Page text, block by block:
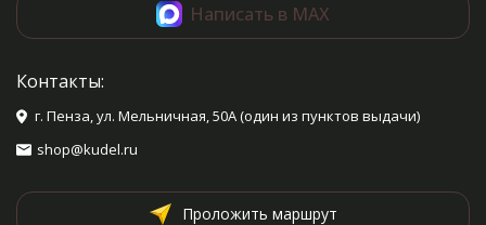
Написать в MAX
Контакты:
г. Пенза, ул. Мельничная, 50А (один из пунктов выдачи)
shop@kudel.ru
Проложить маршрут